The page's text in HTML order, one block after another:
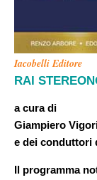
Iacobelli Editore
RAI
a cura di
Giampiero
e dei conduttori
Il programma